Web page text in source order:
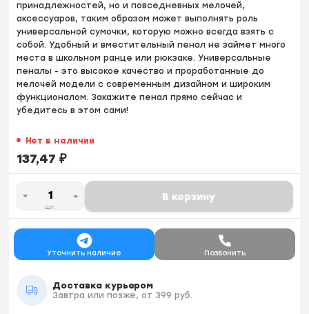
принадлежностей, но и повседневных мелочей,
аксессуаров, таким образом может выполнять роль
универсальной сумочки, которую можно всегда взять с
собой. Удобный и вместительный пенал не займет много
места в школьном ранце или рюкзаке. Универсальные
пеналы - это высокое качество и проработанные до
мелочей модели с современным дизайном и широким
функционалом. Закажите пенал прямо сейчас и
убедитесь в этом сами!
Нет в наличии
137,47 ₽
шт.
В корзину
Уточнить наличие Позвонить
Доставка курьером
Завтра или позже, от 399 руб.